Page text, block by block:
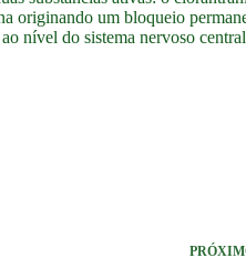
originando um bloqueio
nível do sistema nervoso